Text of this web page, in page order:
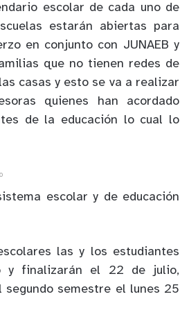
escolar de cada uno de
estarán abiertas para
en conjunto con JUNAEB y
que no tienen redes de
casas y esto se va a realizar
quienes han acordado
de la educación lo cual lo
escolar y de educación
las y los estudiantes
y finalizarán el 22 de julio,
segundo semestre el lunes 25